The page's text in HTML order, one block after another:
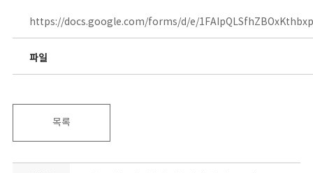
https://docs.google.com/forms/d/e/
파일
목록